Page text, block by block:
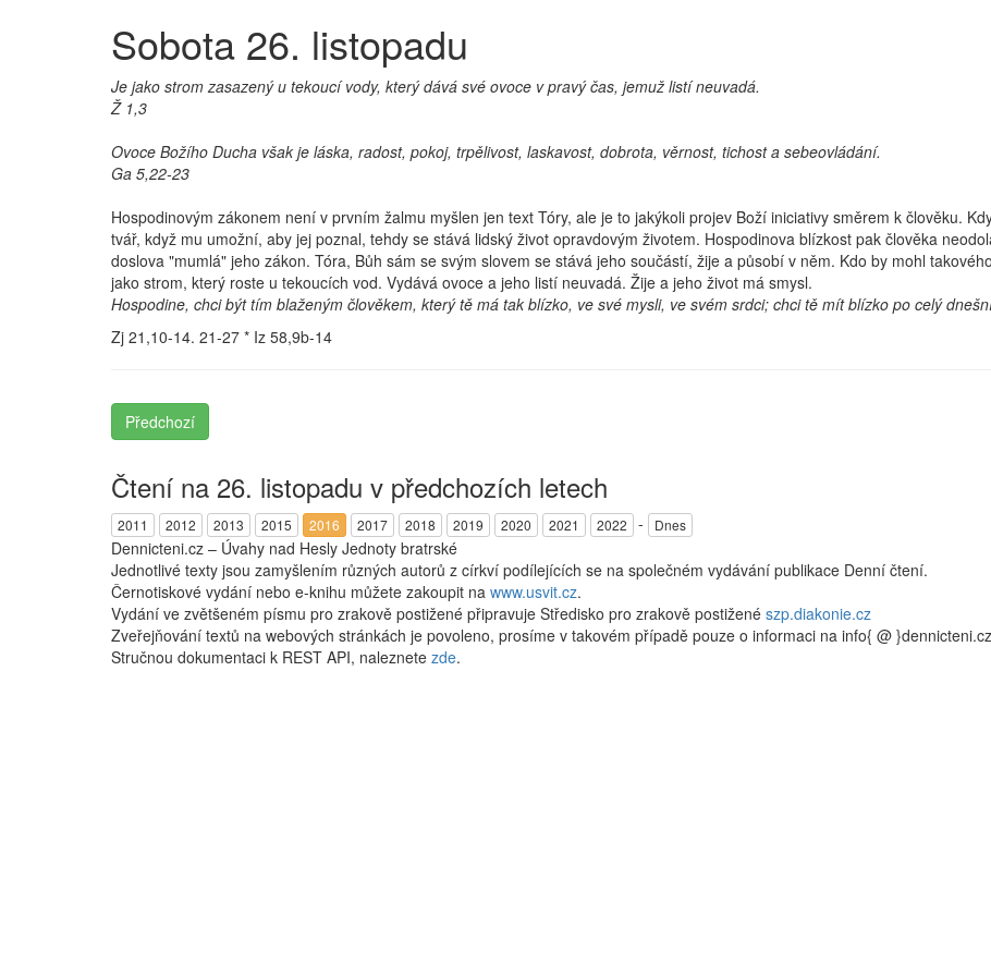
Sobota 26. listopadu
Je jako strom zasazený u tekoucí vody, který dává své ovoce v pravý čas, jemuž listí neuvadá.
Ž 1,3
Ovoce Božího Ducha však je láska, radost, pokoj, trpělivost, laskavost, dobrota, věrnost, tichost a sebeovládání.
Ga 5,22-23
Hospodinovým zákonem není v prvním žalmu myšlen jen text Tóry, ale je to jakýkoli projev Boží iniciativy směrem k člověku.
tvář, když mu umožní, aby jej poznal, tehdy se stává lidský život opravdovým životem. Hospodinova blízkost pak člověka
doslova "mumlá" jeho zákon. Tóra, Bůh sám se svým slovem se stává jeho součástí, žije a působí v něm. Kdo by mohl
jako strom, který roste u tekoucích vod. Vydává ovoce a jeho listí neuvadá. Žije a jeho život má smysl.
Hospodine, chci být tím blaženým člověkem, který tě má tak blízko, ve své mysli, ve svém srdci; chci tě mít blízko po celý
Zj 21,10-14. 21-27 * Iz 58,9b-14
Předchozí
Čtení na 26. listopadu v předchozích letech
2011 2012 2013 2015 2016 2017 2018 2019 2020 2021 2022 - Dnes
Dennicteni.cz – Úvahy nad Hesly Jednoty bratrské
Jednotlivé texty jsou zamyšlením různých autorů z církví podílejících se na společném vydávání publikace Denní čtení.
Černotiskové vydání nebo e-knihu můžete zakoupit na www.usvit.cz.
Vydání ve zvětšeném písmu pro zrakově postižené připravuje Středisko pro zrakově postižené szp.diakonie.cz
Zveřejňování textů na webových stránkách je povoleno, prosíme v takovém případě pouze o informaci na info{ @
Stručnou dokumentaci k REST API, naleznete zde.